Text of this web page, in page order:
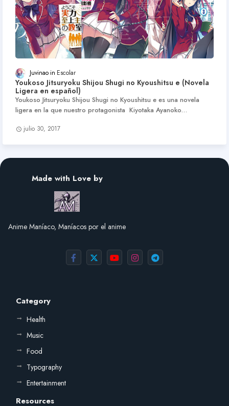
Juvinao Escolar
Youkoso Jitsuryoku Shijou Shugi no Kyoushitsu e (Novela
Ligera en español)
Youkoso Jitsuryoku Shijou Shugi no Kyoushitsu e es una novela
ligera en la que nuestro protagonista Kiyotaka Ayanoko…
julio 30, 2017
Made with Love by
Anime Maníaco, Maníacos por el anime
Category
Health
Music
Food
Typography
Entertainment
Resources